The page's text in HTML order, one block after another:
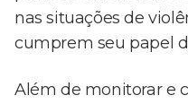
nas situações de
cumprem seu papel
Além de monitorar e